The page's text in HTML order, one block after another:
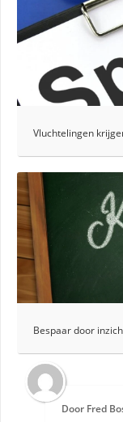
Vluchtelingen
Bespaar door
Door Fred